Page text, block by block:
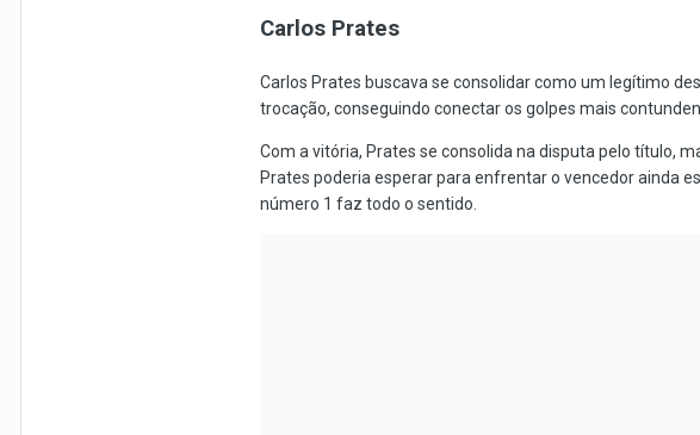
Carlos Prates
Carlos Prates buscava se consolidar como um legítimo
trocação, conseguindo conectar os golpes mais
Com a vitória, Prates se consolida na disputa pelo título,
Prates poderia esperar para enfrentar o vencedor ainda
número 1 faz todo o sentido.